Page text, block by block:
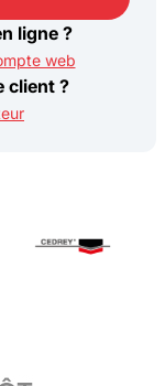
ligne ?
web
client ?